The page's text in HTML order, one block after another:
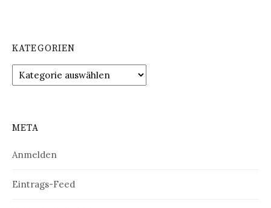
KATEGORIEN
Kategorien
META
Anmelden
Eintrags-Feed